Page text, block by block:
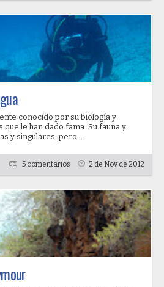
conocido por su biología y
le han dado fama. Su fauna y
y singulares, pero...
5 comentarios 2 de Nov de 2012